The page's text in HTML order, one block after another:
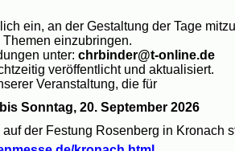
ein, an der Gestaltung der Tage
Themen einzubringen.
unter: chrbinder@t-online.de
veröffentlicht und aktualisiert.
Veranstaltung, die für
Sonntag, 20. September 2026
der Festung Rosenberg in Kronach